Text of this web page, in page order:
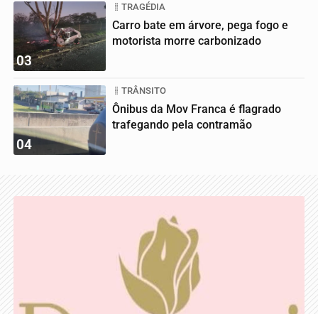
03
TRAGÉDIA
Carro bate em árvore, pega fogo e
motorista morre carbonizado
04
TRÂNSITO
Ônibus da Mov Franca é flagrado
trafegando pela contramão